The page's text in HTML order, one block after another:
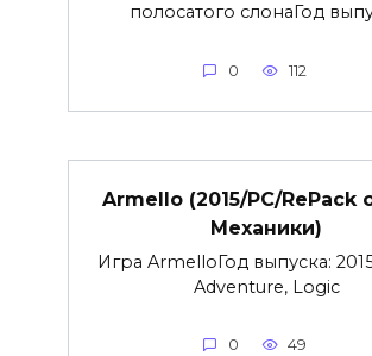
полосатого слонаГод
0 112
Armello (2015/PC/RePack
Механики)
Игра ArmelloГод выпуска:
Adventure, Logic
0 49